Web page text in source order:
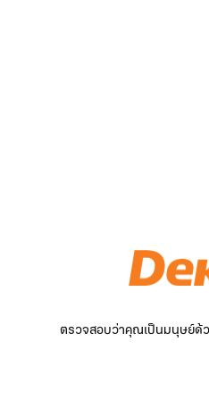
ตรวจสอบว่าคุณเป็นมนุษย์ด้ว